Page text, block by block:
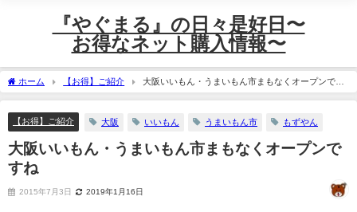
『やぐまる』の日々是好日〜
お得なネット購入情報〜
ホーム 【お得】ご紹介
大阪いいもん・うまいもん市まもなくオープンです
ね
【お得】ご紹介 大阪 いいもん うまいもん市 もずやん
大阪いいもん・うまいもん市まもなくオープンで
すね
2015年7月3日 2019年1月16日